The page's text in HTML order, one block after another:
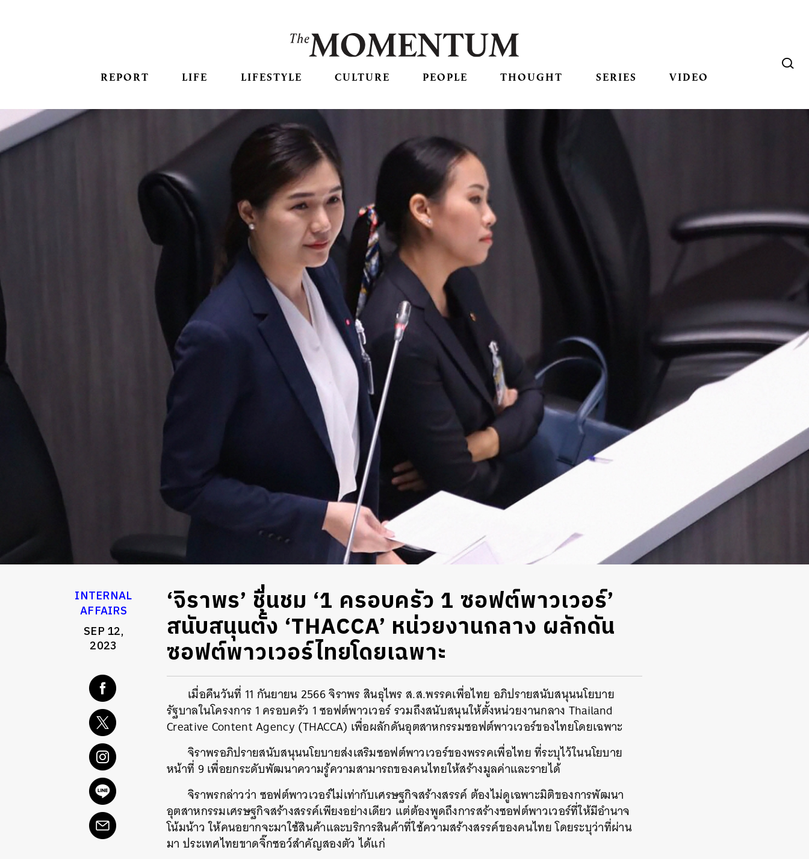
REPORT LIFE LIFESTYLE CULTURE PEOPLE THOUGHT SERIES VIDEO
INTERNAL
AFFAIRS
SEP 12,
2023
‘จิราพร’ ชื่นชม ‘1 ครอบครัว 1 ซอฟต์พาวเวอร์’
สนับสนุนตั้ง ‘THACCA’ หน่วยงานกลาง ผลักดัน
ซอฟต์พาวเวอร์ไทยโดยเฉพาะ
เมื่อคืนวันที่ 11 กันยายน 2566 จิราพร สินธุไพร ส.ส.พรรคเพื่อไทย อภิปรายสนับสนุนนโยบาย
รัฐบาลในโครงการ 1 ครอบครัว 1 ซอฟต์พาวเวอร์ รวมถึงสนับสนุนให้ตั้งหน่วยงานกลาง Thailand
Creative Content Agency (THACCA) เพื่อผลักดันอุตสาหกรรมซอฟต์พาวเวอร์ของไทยโดยเฉพาะ
จิราพรอภิปรายสนับสนุนนโยบายส่งเสริมซอฟต์พาวเวอร์ของพรรคเพื่อไทย ที่ระบุไว้ในนโยบาย
หน้าที่ 9 เพื่อยกระดับพัฒนาความรู้ความสามารถของคนไทยให้สร้างมูลค่าและรายได้
จิราพรกล่าวว่า ซอฟต์พาวเวอร์ไม่เท่ากับเศรษฐกิจสร้างสรรค์ ต้องไม่ดูเฉพาะมิติของการพัฒนา
อุตสาหกรรมเศรษฐกิจสร้างสรรค์เพียงอย่างเดียว แต่ต้องพูดถึงการสร้างซอฟต์พาวเวอร์ที่ให้มีอำนาจ
โน้มน้าว ให้คนอยากจะมาใช้สินค้าและบริการสินค้าที่ใช้ความสร้างสรรค์ของคนไทย โดยระบุว่าที่ผ่าน
มา ประเทศไทยขาดจิ๊กซอว์สำคัญสองตัว ได้แก่